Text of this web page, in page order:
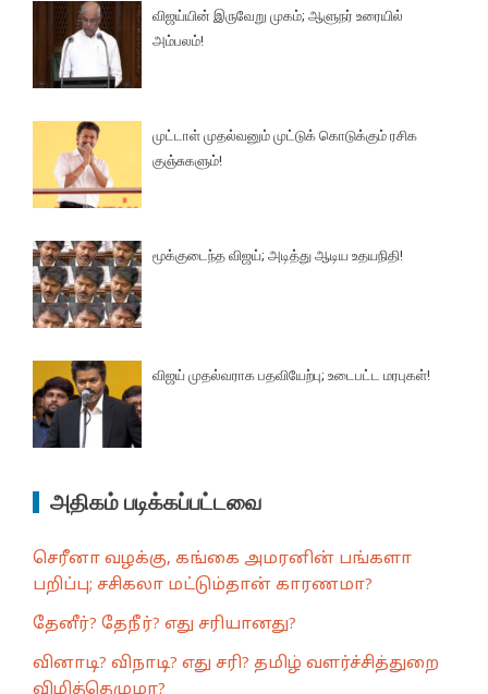
விஜய்யின் இருவேறு முகம்; ஆளுநர் உரையில்
அம்பலம்!
முட்டாள் முதல்வனும் முட்டுக் கொடுக்கும் ரசிக
குஞ்சுகளும்!
மூக்குடைந்த விஜய்; அடித்து ஆடிய உதயநிதி!
விஜய் முதல்வராக பதவியேற்பு; உடைபட்ட மரபுகள்!
அதிகம் படிக்கப்பட்டவை
செரீனா வழக்கு, கங்கை அமரனின் பங்களா
பறிப்பு; சசிகலா மட்டும்தான் காரணமா?
தேனீர்? தேநீர்? எது சரியானது?
வினாடி? விநாடி? எது சரி? தமிழ் வளர்ச்சித்துறை